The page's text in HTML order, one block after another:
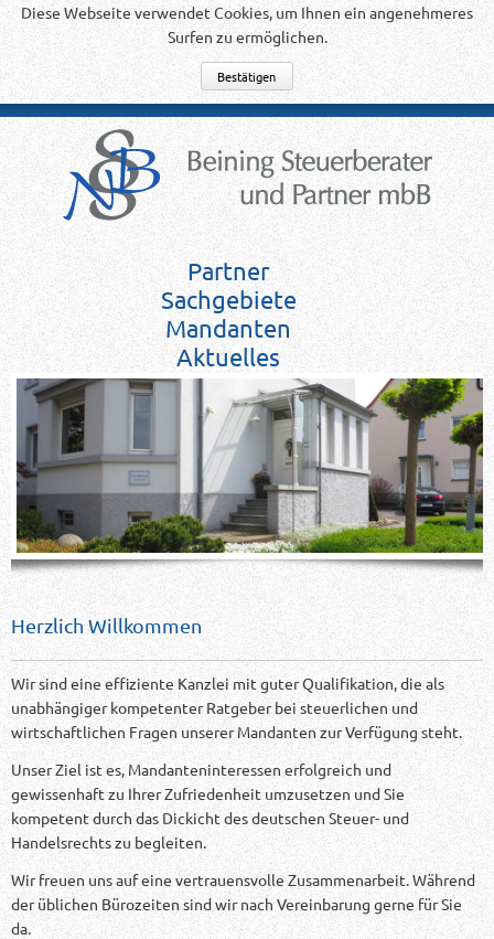
Diese Webseite verwendet Cookies, um Ihnen ein angenehmeres
Surfen zu ermöglichen.
Partner
Sachgebiete
Mandanten
Aktuelles
Herzlich Willkommen
Wir sind eine effiziente Kanzlei mit guter Qualifikation, die als
unabhängiger kompetenter Ratgeber bei steuerlichen und
wirtschaftlichen Fragen unserer Mandanten zur Verfügung steht.
Unser Ziel ist es, Mandanteninteressen erfolgreich und
gewissenhaft zu Ihrer Zufriedenheit umzusetzen und Sie
kompetent durch das Dickicht des deutschen Steuer- und
Handelsrechts zu begleiten.
Wir freuen uns auf eine vertrauensvolle Zusammenarbeit. Während
der üblichen Bürozeiten sind wir nach Vereinbarung gerne für Sie
da.